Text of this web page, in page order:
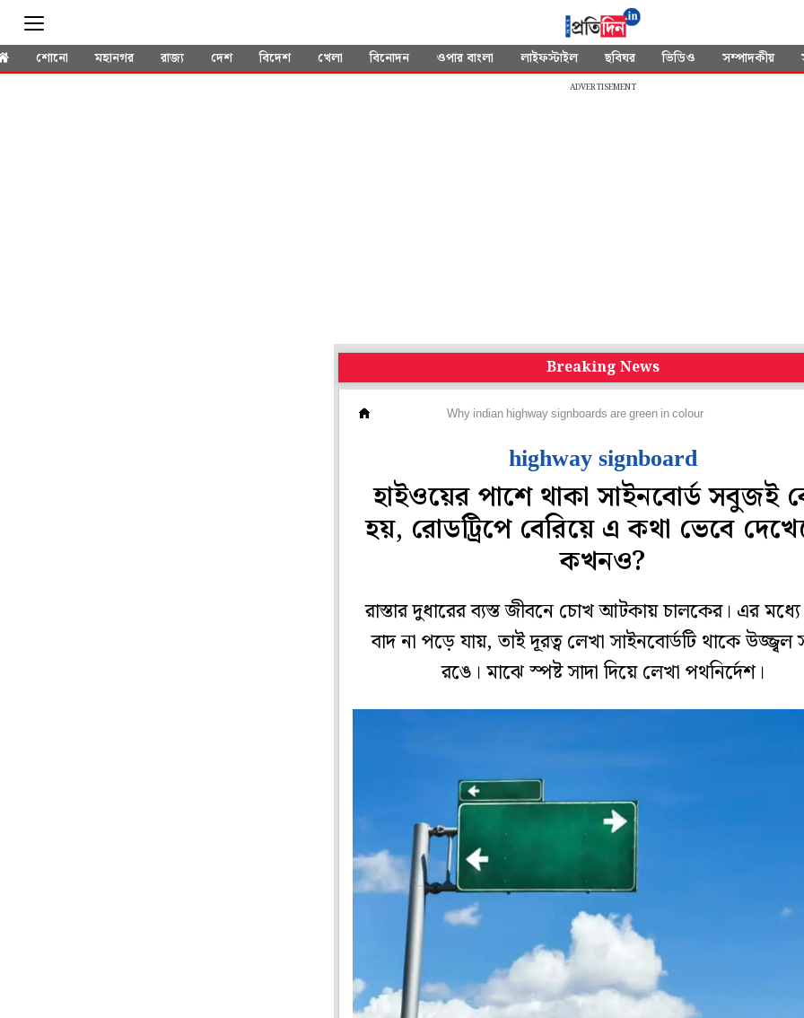
শোনো মহানগর রাজ্য দেশ বিদেশ খেলা বিনোদন ওপার বাংলা লাইফস্টাইল ছবিঘর ভিডিও সম্পাদকীয়
ADVERTISEMENT
Breaking News
Why indian highway signboards are green in colour
highway signboard
হাইওয়ের পাশে থাকা সাইনবোর্ড সবুজই
হয়, রোডট্রিপে বেরিয়ে এ কথা ভেবে
কখনও?
রাস্তার দুধারের ব্যস্ত জীবনে চোখ আটকায় চালকের। এর
বাদ না পড়ে যায়, তাই দূরত্ব লেখা সাইনবোর্ডটি থাকে
রঙে। মাঝে স্পষ্ট সাদা দিয়ে লেখা পথনির্দেশ।